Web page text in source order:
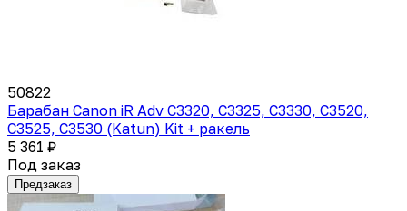
50822
Барабан Canon iR Adv C3320, C3325, C3330, C3520,
C3525, C3530 (Katun) Kit + ракель
5 361 ₽
Под заказ
Предзаказ